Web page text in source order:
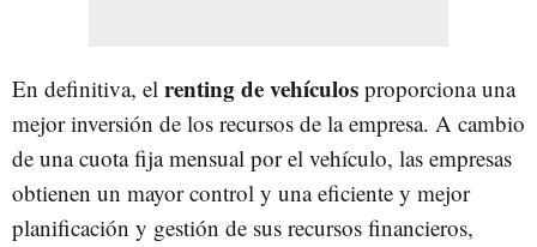
En definitiva, el renting de vehículos proporciona una
mejor inversión de los recursos de la empresa. A cambio
de una cuota fija mensual por el vehículo, las empresas
obtienen un mayor control y una eficiente y mejor
planificación y gestión de sus recursos financieros,